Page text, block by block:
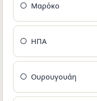
Μαρόκο
ΗΠΑ
Ουρουγουάη